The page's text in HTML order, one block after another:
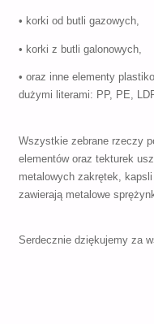
• korki od butli gazowych,
• korki z butli galonowych,
• oraz inne elementy
dużymi literami: PP, PE,
Wszystkie zebrane rzeczy
elementów oraz tekturek
metalowych zakrętek,
zawierają metalowe
Serdecznie dziękujemy za